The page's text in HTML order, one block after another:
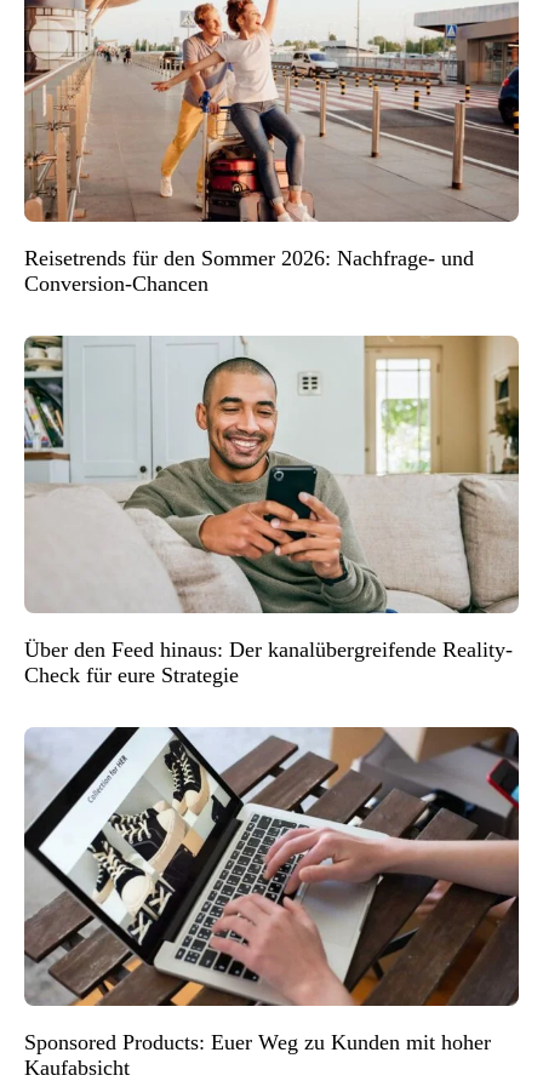
Reisetrends für den Sommer 2026: Nachfrage- und
Conversion-Chancen
Über den Feed hinaus: Der kanalübergreifende Reality-
Check für eure Strategie
Sponsored Products: Euer Weg zu Kunden mit hoher
Kaufabsicht